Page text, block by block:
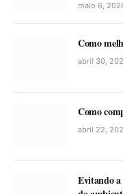
maio 6,
Como
abril 30,
Como
abril 22,
Evitando a